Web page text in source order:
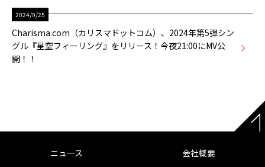
お問い合わせ
デモテープ
2024/9/25
Charisma.com（カリスマドットコム）、2024年第5弾シン
グル『星空フィーリング』をリリース！今夜21:00にMV公
開！！
ニュース 会社概要